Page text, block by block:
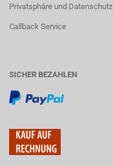
Privatsphäre und Datenschutz
Callback Service
SICHER BEZAHLEN